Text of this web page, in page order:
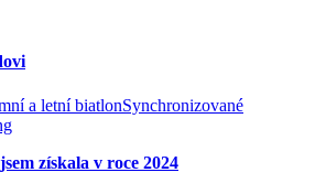
a letní biatlonSynchronizované
získala v roce 2024